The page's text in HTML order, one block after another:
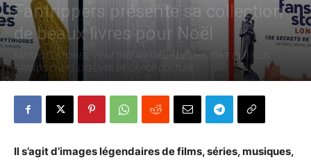
Fantrippers présente sa collection
de beaux livres pour Noël
FANSPOTS STORIES : PÉNÉTREZ AU CŒUR DE L’HISTOIRE DES PLUS
GRANDS CHEFS-D’ŒUVRE DE LA POP CULTURE !
Il s’agit d’images légendaires de films, séries, musiques,